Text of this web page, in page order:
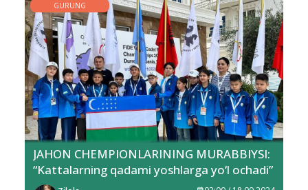
GURUNG
JAHON CHEMPIONLARINING MURABBIYSI:
“Kattalarning qadami yoshlarga yo‘l ochadi”